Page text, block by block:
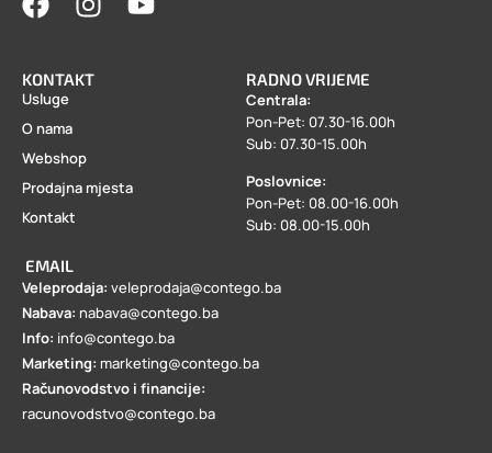
KONTAKT
Usluge
O nama
Webshop
Prodajna mjesta
Kontakt
EMAIL
Veleprodaja: veleprodaja@contego.ba
Nabava: nabava@contego.ba
Info: info@contego.ba
Marketing: marketing@contego.ba
Računovodstvo i financije:
racunovodstvo@contego.ba
RADNO VRIJEME
Centrala:
Pon-Pet: 07.30-16.00h
Sub: 07.30-15.00h
Poslovnice:
Pon-Pet: 08.00-16.00h
Sub: 08.00-15.00h